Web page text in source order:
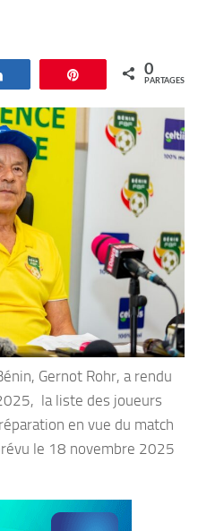
Épingle 0
PARTAGES
Gernot Rohr, a rendu
la liste des joueurs
en vue du match
le 18 novembre 2025